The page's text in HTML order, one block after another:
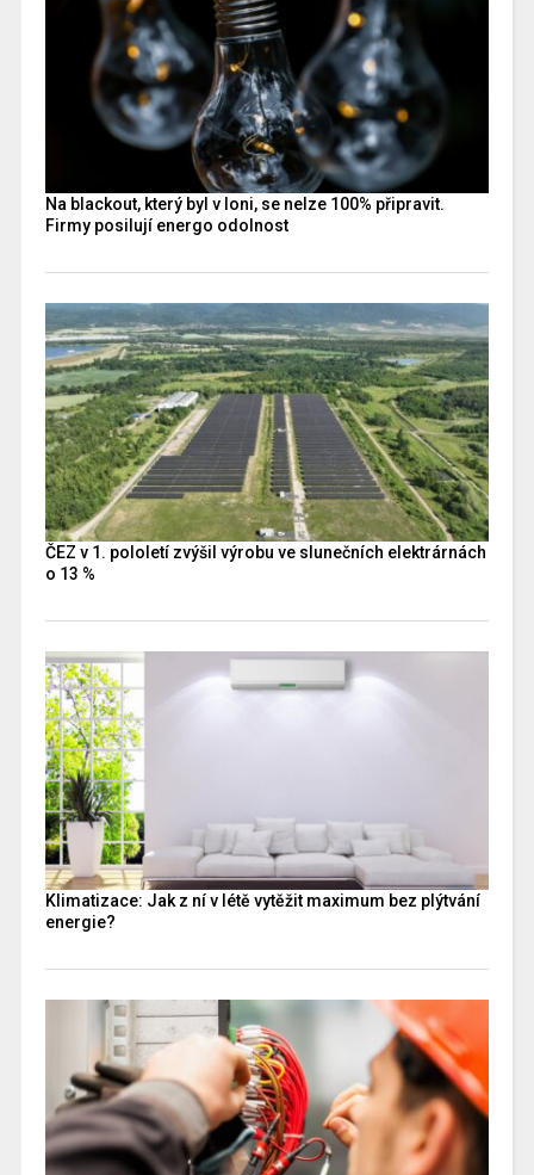
Na blackout, který byl v loni, se nelze 100% připravit.
Firmy posilují energo odolnost
ČEZ v 1. pololetí zvýšil výrobu ve slunečních elektrárnách
o 13 %
Klimatizace: Jak z ní v létě vytěžit maximum bez plýtvání
energie?